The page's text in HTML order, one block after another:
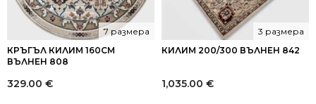
КРЪГЪЛ КИЛИМ 160СМ
ВЪЛНЕН 808
7 размера
329.00 €
КИЛИМ 200/300 ВЪЛНЕН 842
3 размера
1,035.00 €